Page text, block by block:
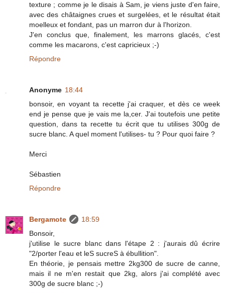
texture ; comme je le disais à Sam, je viens juste d'en faire,
avec des châtaignes crues et surgelées, et le résultat était
moelleux et fondant, pas un marron dur à l'horizon.
J'en conclus que, finalement, les marrons glacés, c'est
comme les macarons, c'est capricieux ;-)
Répondre
Anonyme 18:44
bonsoir, en voyant ta recette j'ai craquer, et dès ce week
end je pense que je vais me la,cer. J'ai toutefois une petite
question, dans ta recette tu écrit que tu utilises 300g de
sucre blanc. A quel moment l'utilises- tu ? Pour quoi faire ?
Merci
Sébastien
Répondre
Bergamote
18:59
Bonsoir,
j'utilise le sucre blanc dans l'étape 2 : j'aurais dû écrire
"2/porter l'eau et leS sucreS à ébullition".
En théorie, je pensais mettre 2kg300 de sucre de canne,
mais il ne m'en restait que 2kg, alors j'ai complété avec
300g de sucre blanc ;-)